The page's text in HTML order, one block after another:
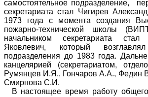
самостоятельное подразделение,
секретариата стал Чигирев
1973 года с момента создания
пожарно-технической школы
начальником секретариата
Яковлевич, который
подразделения до 1983 года.
канцелярией (секретариатом,
Румянцев И.Я., Гончаров А.А., Федин
Смирнова С.И.
В настоящее время работу